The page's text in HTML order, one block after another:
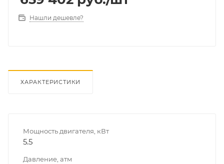
Нашли дешевле?
ХАРАКТЕРИСТИКИ
Мощность двигателя, кВт
5.5
Давление, атм